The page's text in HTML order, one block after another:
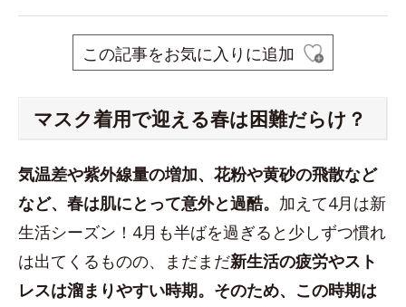
この記事をお気に入りに追加
マスク着用で迎える春は困難だらけ？
気温差や紫外線量の増加、花粉や黄砂の飛散など
など、春は肌にとって意外と過酷。 加えて4月は新
生活シーズン！4月も半ばを過ぎると少しずつ慣れ
は出てくるものの、まだまだ新生活の疲労やスト
レスは溜まりやすい時期。そのため、この時期は